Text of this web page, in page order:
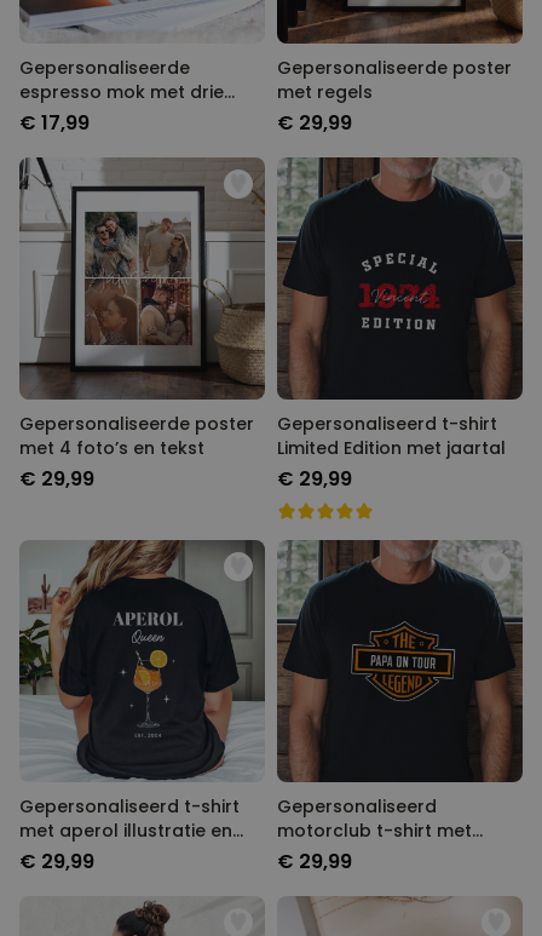
Gepersonaliseerde
espresso mok met drie
regels
€ 17,99
Gepersonaliseerde poster
met regels
€ 29,99
Gepersonaliseerde poster
met 4 foto’s en tekst
€ 29,99
Gepersonaliseerd t-shirt
Limited Edition met jaartal
€ 29,99
Gepersonaliseerd t-shirt
met aperol illustratie en
tekst
€ 29,99
Gepersonaliseerd
motorclub t-shirt met
naam
€ 29,99